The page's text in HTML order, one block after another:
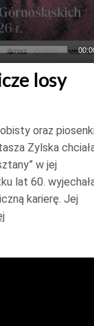
losy
oraz
Zylska
w jej
lat 60.
karierę. Jej